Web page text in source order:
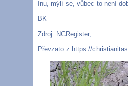
Inu, mýlí se, vůbec to není
BK
Zdroj: NCRegister,
Převzato z https://